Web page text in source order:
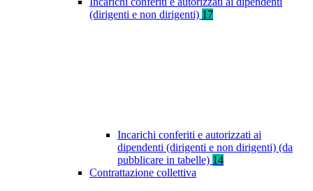
(dirigenti e non dirigenti) 17
Incarichi conferiti e autorizzati ai
dipendenti (dirigenti e non dirigenti) (da
pubblicare in tabelle) 14
Contrattazione collettiva